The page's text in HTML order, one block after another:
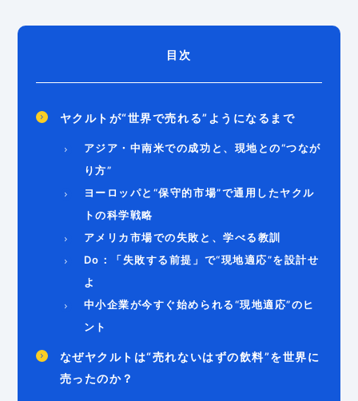
目次
ヤクルトが“世界で売れる”ようになるまで
アジア・中南米での成功と、現地との“つなが
り方”
ヨーロッパと“保守的市場”で通用したヤクル
トの科学戦略
アメリカ市場での失敗と、学べる教訓
Do：「失敗する前提」で“現地適応”を設計せ
よ
中小企業が今すぐ始められる“現地適応”のヒ
ント
なぜヤクルトは“売れないはずの飲料”を世界に
売ったのか？